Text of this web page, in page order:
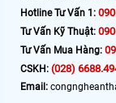
Hotline Tư Vấn 1:
Tư Vấn Kỹ Thuật:
Tư Vấn Mua Hàng:
CSKH: (028)
Email: